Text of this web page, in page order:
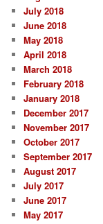
July 2018
June 2018
May 2018
April 2018
March 2018
February 2018
January 2018
December 2017
November 2017
October 2017
September 2017
August 2017
July 2017
June 2017
May 2017